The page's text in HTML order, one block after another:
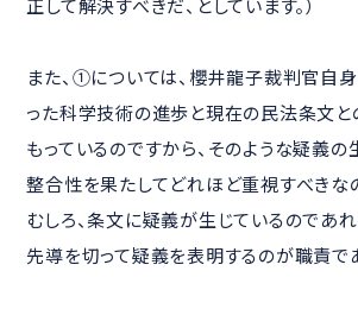
正して解決すべきだ、としています。）
また、①については、櫻井龍子裁判官自身
った科学技術の進歩と現在の民法条文
もっているのですから、そのような疑義
整合性を果たしてどれほど重視すべきな
むしろ、条文に疑義が生じているのであ
先導を切って疑義を表明するのが職責で